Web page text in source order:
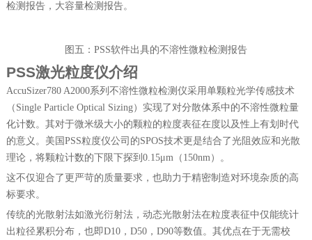
检测报告，大容量检测报告。
图五： PSS软件出具的不溶性微粒检测报告
PSS激光粒度仪介绍
AccuSizer780 A2000系列不溶性微粒检测仪采用单颗粒光学传感技术
（ Single Particle Optical Sizing）实现了对分散体系中的不溶性微粒量
化计数。其对于微米级大小的颗粒的粒度表征在度以及性上有划时代
的意义。美国 PSS粒度仪公司的SPOS技术更是结合了光阻效应和光散
理论，将颗粒计数的下限下探到 0.15μm（150nm）。
这不仅迎合了更严苛的质量要求，也助力于精密制造对环境杂质的高
标要求。
传统的光散射法如激光衍射法，动态光散射法在粒度表征中仅能统计
出粒径累积分布，也即D10， D50， D90等数值。其优点在于无需校